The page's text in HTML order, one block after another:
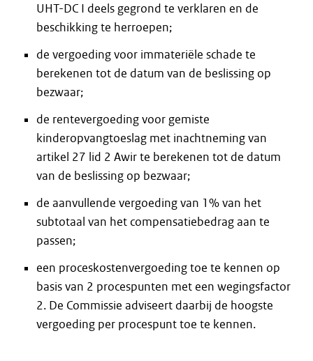
UHT-DC I deels gegrond te verklaren en de
beschikking te herroepen;
de vergoeding voor immateriële schade te
berekenen tot de datum van de beslissing op
bezwaar;
de rentevergoeding voor gemiste
kinderopvangtoeslag met inachtneming van
artikel 27 lid 2 Awir te berekenen tot de datum
van de beslissing op bezwaar;
de aanvullende vergoeding van 1% van het
subtotaal van het compensatiebedrag aan te
passen;
een proceskostenvergoeding toe te kennen op
basis van 2 procespunten met een wegingsfactor
2. De Commissie adviseert daarbij de hoogste
vergoeding per procespunt toe te kennen.